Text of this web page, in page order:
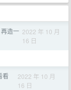
造一 2022 年 10 月
16 日
看
2022 年 10 月
16 日